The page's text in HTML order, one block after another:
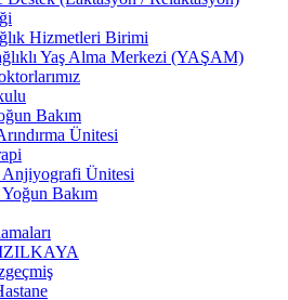
Hizmetleri Birimi
Yaş Alma Merkezi (YAŞAM)
Bakım
Ünitesi
Ünitesi
Bakım